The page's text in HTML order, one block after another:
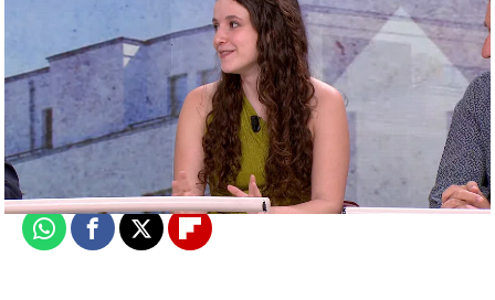
Sara Sanz Navarro
Actualizado:
10 de junio de 2025, 17:28
Publicado:10 de junio de 2025, 17:26
WhatsappFacebook
X Flipboard